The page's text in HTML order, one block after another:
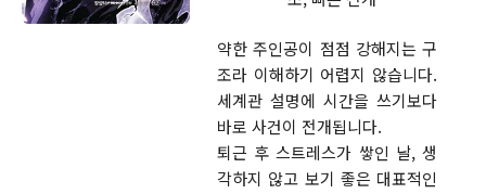
약한 주인공이 점점 강해지는 구
조라 이해하기 어렵지 않습니다.
세계관 설명에 시간을 쓰기보다
바로 사건이 전개됩니다.
퇴근 후 스트레스가 쌓인 날, 생
각하지 않고 보기 좋은 대표적인